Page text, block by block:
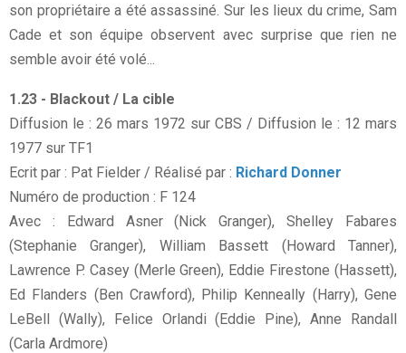
son propriétaire a été assassiné. Sur les lieux du crime, Sam
Cade et son équipe observent avec surprise que rien ne
semble avoir été volé...
1.23 - Blackout / La cible
Diffusion le : 26 mars 1972 sur CBS / Diffusion le : 12 mars
1977 sur TF1
Ecrit par : Pat Fielder / Réalisé par : Richard Donner
Numéro de production : F 124
Avec : Edward Asner (Nick Granger), Shelley Fabares
(Stephanie Granger), William Bassett (Howard Tanner),
Lawrence P. Casey (Merle Green), Eddie Firestone (Hassett),
Ed Flanders (Ben Crawford), Philip Kenneally (Harry), Gene
LeBell (Wally), Felice Orlandi (Eddie Pine), Anne Randall
(Carla Ardmore)